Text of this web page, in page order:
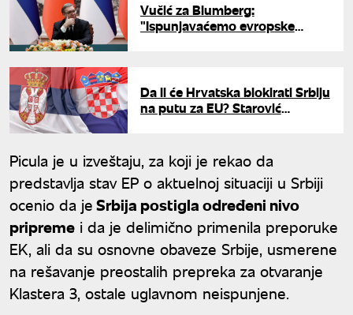
Vučić za Blumberg:
"Ispunjavaćemo evropske
Da li će Hrvatska blokirati Srbiju
na putu za EU? Starović
Picula je u izveštaju, za koji je rekao da
predstavlja stav EP o aktuelnoj situaciji u Srbiji
ocenio da jeSrbija postigla određeni nivo
pripreme i da je delimično primenila preporuke
EK, ali da su osnovne obaveze Srbije, usmerene
na rešavanje preostalih prepreka za otvaranje
Klastera 3, ostale uglavnom neispunjene.